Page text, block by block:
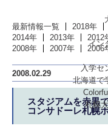
イン
入学セ
北海道で
札幌
最新情報一覧 2018年
2014年
2013年 2012
2008年
2007年 2006
2008.02.29
スタジアムを赤黒
コンサドーレ札幌